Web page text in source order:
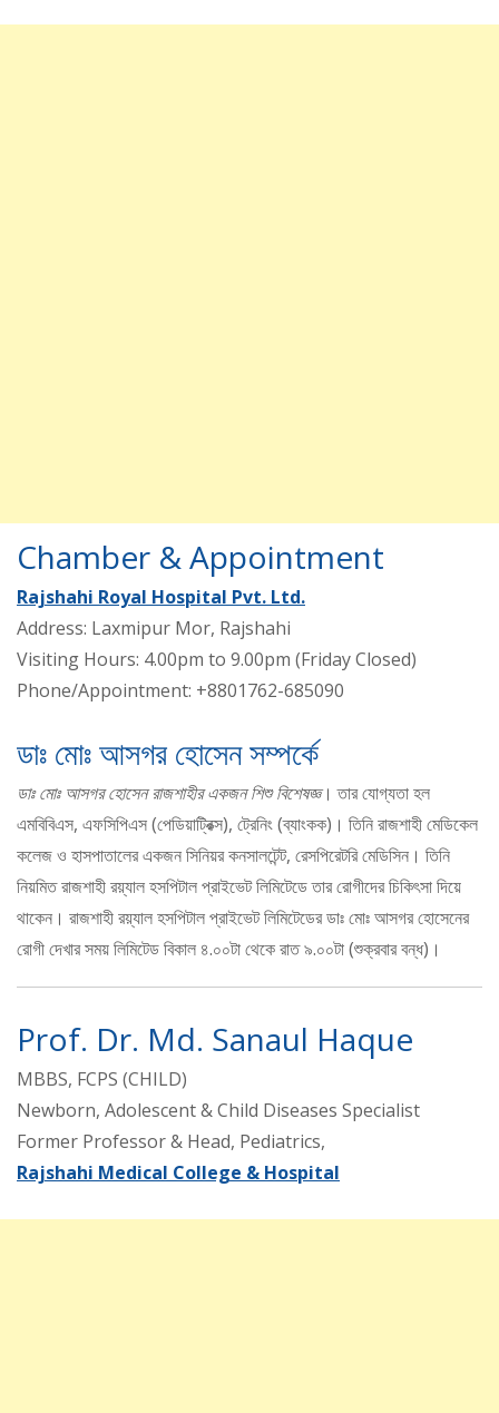
Chamber & Appointment
Rajshahi Royal Hospital Pvt. Ltd.
Address: Laxmipur Mor, Rajshahi
Visiting Hours: 4.00pm to 9.00pm (Friday Closed)
Phone/Appointment: +8801762-685090
ডাঃ মোঃ আসগর হোসেন সম্পর্কে
ডাঃ মোঃ আসগর হোসেন রাজশাহীর একজন শিশু বিশেষজ্ঞ। তার যোগ্যতা হল
এমবিবিএস, এফসিপিএস (পেডিয়াট্রিক্স), ট্রেনিং (ব্যাংকক)। তিনি রাজশাহী মেডিকেল
কলেজ ও হাসপাতালের একজন সিনিয়র কনসালটেন্ট, রেসপিরেটরি মেডিসিন। তিনি
নিয়মিত রাজশাহী রয়্যাল হসপিটাল প্রাইভেট লিমিটেডে তার রোগীদের চিকিৎসা দিয়ে
থাকেন। রাজশাহী রয়্যাল হসপিটাল প্রাইভেট লিমিটেডের ডাঃ মোঃ আসগর হোসেনের
রোগী দেখার সময় লিমিটেড বিকাল ৪.০০টা থেকে রাত ৯.০০টা (শুক্রবার বন্ধ)।
Prof. Dr. Md. Sanaul Haque
MBBS, FCPS (CHILD)
Newborn, Adolescent & Child Diseases Specialist
Former Professor & Head, Pediatrics,
Rajshahi Medical College & Hospital